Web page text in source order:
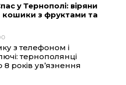
у Тернополі: віряни
кошики з фруктами та
з телефоном і
тернополянці
років ув’язнення